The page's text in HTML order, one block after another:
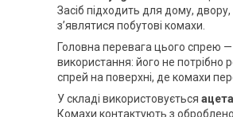
Засіб підходить для дому,
з’являтися побутові комахи.
Головна перевага цього спрею —
використання: його не
спрей на поверхні, де комахи
У складі використовується
Комахи контактують з